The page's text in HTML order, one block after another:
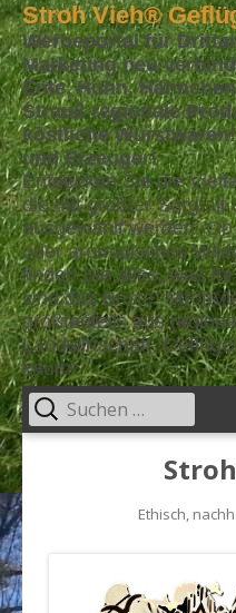
Stroh Vieh®
Werbeportal für
Marketing neu
Ente, Huhn,
Strauß regionale
köstliche
und Erzeuger!
Entdecken Sie die
die mit größter Sorgfalt
ausgewählt werden.
oder aromatisches
finden Sie alles, was
Und das Beste:
größtenteils aus
Landwirtschaft.
kaum!